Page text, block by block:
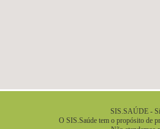
SIS.SAÚDE -
O SIS.Saúde tem o propósito de